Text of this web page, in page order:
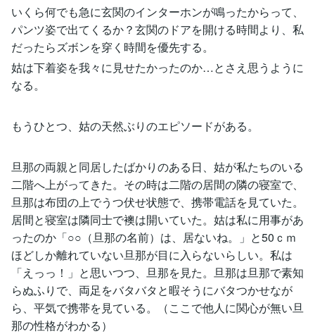
いくら何でも急に玄関のインターホンが鳴ったからって、
パンツ姿で出てくるか？玄関のドアを開ける時間より、私
だったらズボンを穿く時間を優先する。
姑は下着姿を我々に見せたかったのか…とさえ思うように
なる。
もうひとつ、姑の天然ぶりのエピソードがある。
旦那の両親と同居したばかりのある日、姑が私たちのいる
二階へ上がってきた。その時は二階の居間の隣の寝室で、
旦那は布団の上でうつ伏せ状態で、携帯電話を見ていた。
居間と寝室は隣同士で襖は開いていた。姑は私に用事があ
ったのか「○○（旦那の名前）は、居ないね。」と50ｃｍ
ほどしか離れていない旦那が目に入らないらしい。私は
「えっっ！」と思いつつ、旦那を見た。旦那は旦那で素知
らぬふりで、両足をバタバタと暇そうにバタつかせなが
ら、平気で携帯を見ている。（ここで他人に関心が無い旦
那の性格がわかる）